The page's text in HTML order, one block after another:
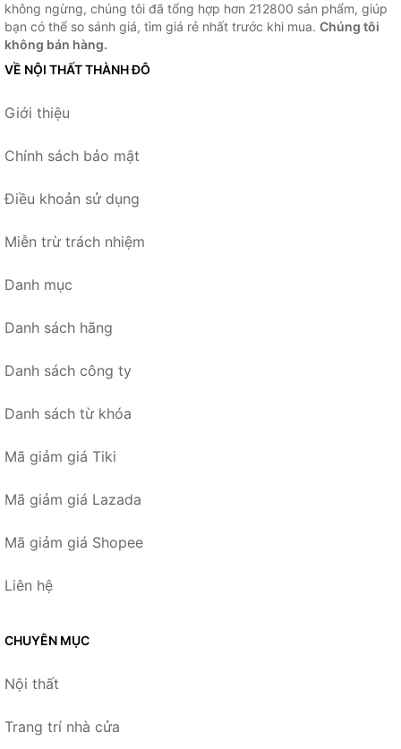
không ngừng, chúng tôi đã tổng hợp hơn 212800 sản phẩm, giúp
bạn có thể so sánh giá, tìm giá rẻ nhất trước khi mua. Chúng tôi
không bán hàng.
VỀ NỘI THẤT THÀNH ĐÔ
Giới thiệu
Chính sách bảo mật
Điều khoản sử dụng
Miễn trừ trách nhiệm
Danh mục
Danh sách hãng
Danh sách công ty
Danh sách từ khóa
Mã giảm giá Tiki
Mã giảm giá Lazada
Mã giảm giá Shopee
Liên hệ
CHUYÊN MỤC
Nội thất
Trang trí nhà cửa